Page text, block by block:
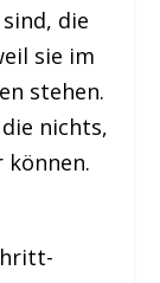
die
sie im
stehen.
nichts,
können.